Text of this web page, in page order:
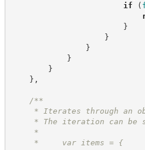
if
(
}
}
}
}
}
} ,
/**
* Iterates through an
* The iteration can be
*
*     var items = {